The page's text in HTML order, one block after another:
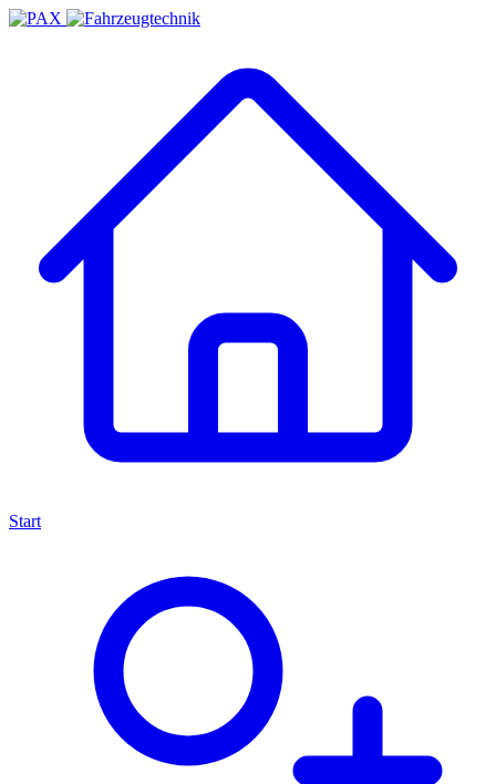
Start